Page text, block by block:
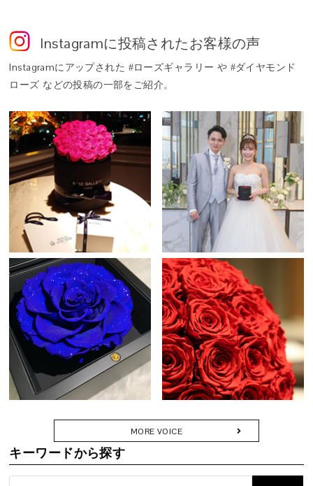
文の場合は、通常出荷になります。
※【クイック出荷】はメッセージ印字サービスは承れません。メッ
セージカードをおつけする形になります。
※配達日のご指定、メッセージ印字サービスをご希望の場合は、通
す）。
■【クイック出荷】スケジュールとお届けまでの時間
ッパー（紙袋）
咲き誇るバラに、幸せを重ねて。
こぼれんばかりに咲くバラが、まるで幸運を抱きしめるように輝
く。
「come up roses」――すべてがうまくいくという願いを込めて。
プロポーズや誕生日、記念日の贈り物にふさわしい華やかなアレン
生花に化粧品にも用いられる保湿剤や染料を吸収させることで、色
鮮やかで瑞々しい花姿を、長期間そのままに愉しめるよう仕立てた
特別な花。それがプリザーブドフラワーです。
A. 世界最高級のプリザーブドローズ「アモローサ®」の中から、ロ
ーズギャラリーがさらに厳選した、生命力と美しさを湛える特別な
一輪だけに与えられる称号──それが「タイムレスローズ」です。
その名には「時代を超えて咲き続ける、普遍的な美しさ」という意
味が込められています。
Q. このバラは本物ですか？
A. はい。自然に咲いた本物のバラを使用しています。特殊な保存加
工を施したプリザーブドフラワーとして仕立てることで、水を必要
とせず、鮮やかな色合いとみずみずしさを長く保ちます。
Q. ギフトにふさわしいですか？
A. タイムレスローズは、人生の特別な日にこそ選ばれる花です。結
婚記念日や誕生日、プロポーズなど、大切な節目に寄り添い、記憶
に残るひとときを彩ります。カードやリボン、ショッパーに至るま
で細部にこだわり、受け取られた方に深い感動をお届けします。
A. 「節目」や「記憶に刻みたい瞬間」にふさわしい贈り物です。
・プロポーズや結婚記念日の贈り物に
・還暦・古希などのご長寿祝いに
Instagramに投稿されたお客様の声
Instagramにアップされた #ローズギャラリー や #ダイヤモンド
ローズ などの投稿の一部をご紹介。
MORE VOICE
キーワードから探す